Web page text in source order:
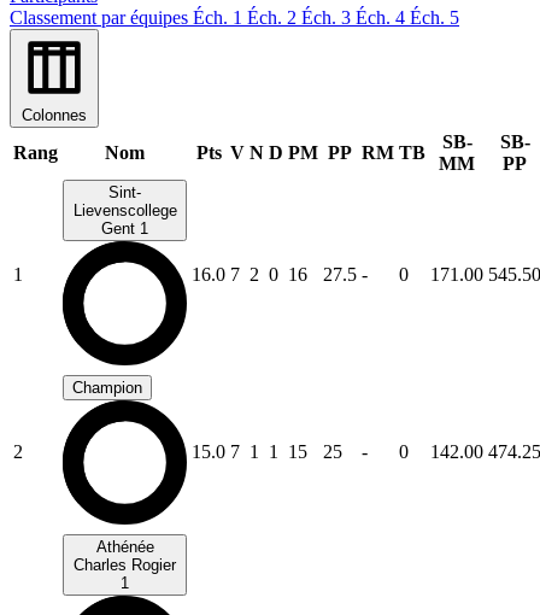
Classement par équipes Éch. 1 Éch. 2 Éch. 3 Éch. 4 Éch. 5
Colonnes
Rang Nom Pts V N D PM PP RM TB
SB-
MM
SB-
PP
1
Sint-
Lievenscollege
Gent 1
16.0 7 2 0 16 27.5 - 0 171.00 545.50
2
Champion
15.0 7 1 1 15 25 - 0 142.00 474.25
Athénée
Charles Rogier
1